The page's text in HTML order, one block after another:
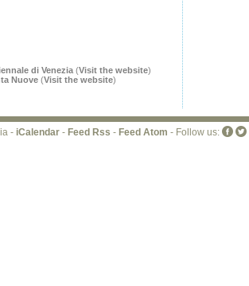
di Venezia (Visit the website)
Nuove (Visit the website)
- iCalendar - Feed Rss - Feed Atom - Follow us: